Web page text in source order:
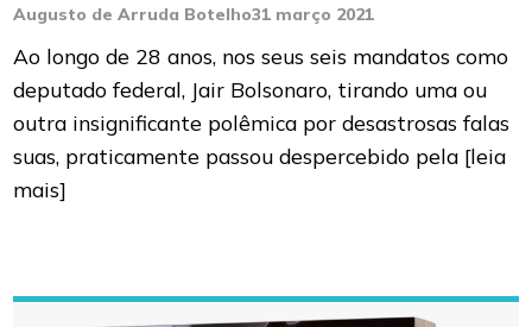
Augusto de Arruda Botelho31 março 2021
Ao longo de 28 anos, nos seus seis mandatos como
deputado federal, Jair Bolsonaro, tirando uma ou
outra insignificante polêmica por desastrosas falas
suas, praticamente passou despercebido pela [leia
mais]